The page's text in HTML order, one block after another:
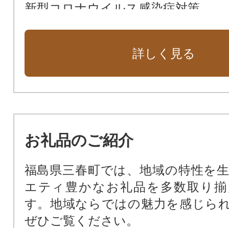
新型コロナウイルス感染症対策
詳しく見る
お礼品のご紹介
福島県三春町では、地域の特性を
エティ豊かなお礼品を多数取り
す。地域ならではの魅力を感じら
ぜひご覧ください。